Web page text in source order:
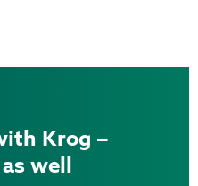
Krog –
well